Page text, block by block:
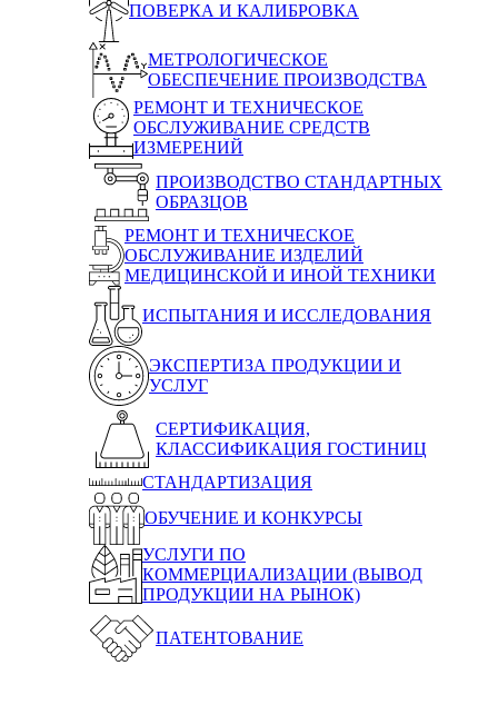
ПОВЕРКА И КАЛИБРОВКА
МЕТРОЛОГИЧЕСКОЕ
ОБЕСПЕЧЕНИЕ ПРОИЗВОДСТВА
РЕМОНТ И ТЕХНИЧЕСКОЕ
ОБСЛУЖИВАНИЕ СРЕДСТВ
ИЗМЕРЕНИЙ
ПРОИЗВОДСТВО СТАНДАРТНЫХ
ОБРАЗЦОВ
РЕМОНТ И ТЕХНИЧЕСКОЕ
ОБСЛУЖИВАНИЕ ИЗДЕЛИЙ
МЕДИЦИНСКОЙ И ИНОЙ ТЕХНИКИ
ИСПЫТАНИЯ И ИССЛЕДОВАНИЯ
ЭКСПЕРТИЗА ПРОДУКЦИИ И
УСЛУГ
СЕРТИФИКАЦИЯ,
КЛАССИФИКАЦИЯ ГОСТИНИЦ
СТАНДАРТИЗАЦИЯ
ОБУЧЕНИЕ И КОНКУРСЫ
УСЛУГИ ПО
КОММЕРЦИАЛИЗАЦИИ (ВЫВОД
ПРОДУКЦИИ НА РЫНОК)
ПАТЕНТОВАНИЕ